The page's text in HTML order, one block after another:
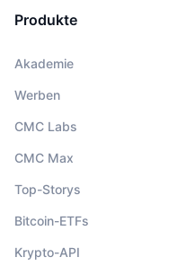
Produkte
Akademie
Werben
CMC Labs
CMC Max
Top-Storys
Bitcoin-ETFs
Krypto-API